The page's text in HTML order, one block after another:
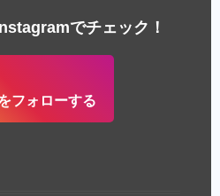
でチェック！
フォローする